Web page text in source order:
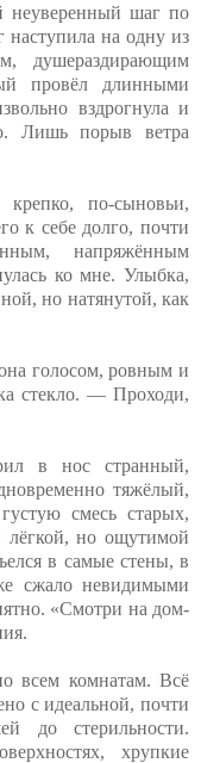
шаг по
наступила на одну из
душераздирающим
провёл длинными
вздрогнула и
Лишь порыв ветра
по-сыновьи,
к себе долго, почти
напряжённым
ко мне. Улыбка,
но натянутой, как
голосом, ровным и
стекло. — Проходи,
в нос странный,
тяжёлый,
смесь старых,
лёгкой, но ощутимой
в самые стены, в
сжало невидимыми
«Смотри на дом-
всем комнатам. Всё
с идеальной, почти
до стерильности.
хрупкие